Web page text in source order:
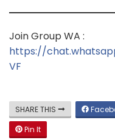
Join Group WA :
https://
VF
SHARE THIS
Pin It